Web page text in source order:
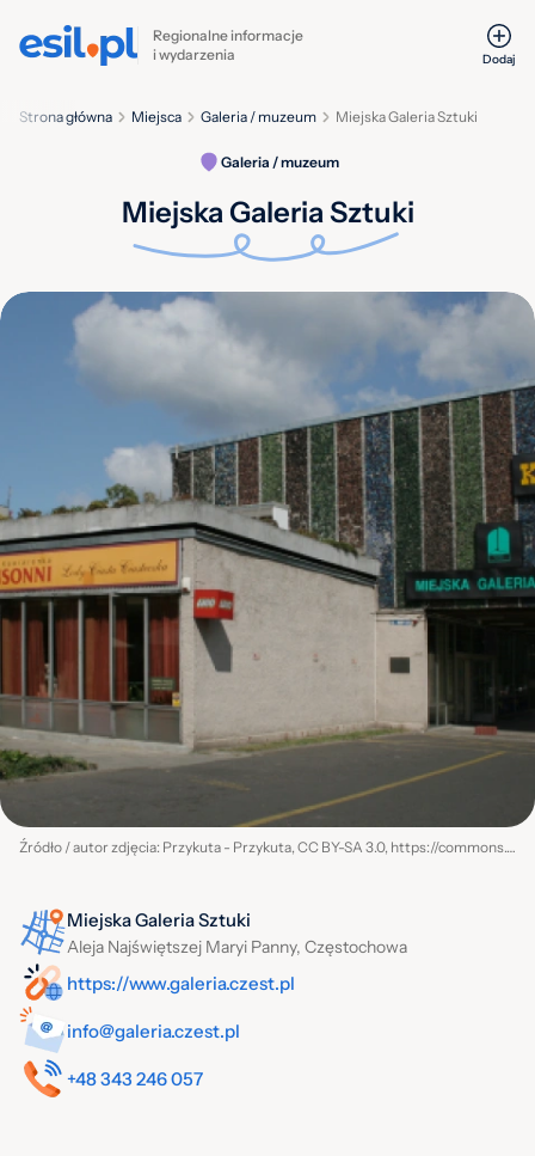
Regionalne informacje
i wydarzenia
Dodaj
Miejska Galeria Sztuki
Galeria / muzeum
Miejsca
Strona główna
Galeria / muzeum
Miejska Galeria Sztuki
Źródło / autor zdjęcia: Przykuta - Przykuta, CC BY-SA 3.0, https://commons.wikimedia.org/w/index.php?curid=8900684
Miejska Galeria Sztuki
Aleja Najświętszej Maryi Panny, Częstochowa
https://www.galeria.czest.pl
info@galeria.czest.pl
+48 343 246 057